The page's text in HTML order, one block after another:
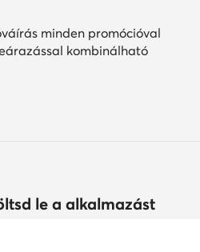
minden promócióval
kombinálható
le a alkalmazást